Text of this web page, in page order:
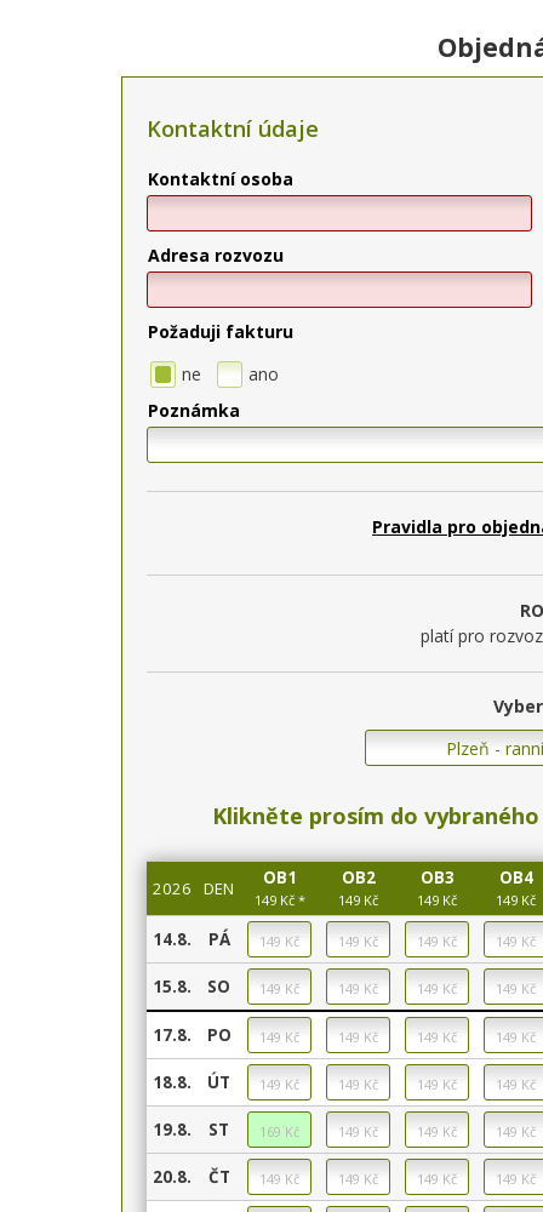
Kontaktní údaje
Kontaktní osoba
Adresa rozvozu
Požaduji fakturu
ne
ano
Poznámka
Pravidla pro
platí pro
Klikněte prosím do
2026 DEN OB1
149 Kč *
OB2
149 Kč
OB3
149 Kč
OB4
149 Kč
14.8. PÁ
15.8. SO
17.8. PO
18.8. ÚT
19.8. ST
20.8. ČT